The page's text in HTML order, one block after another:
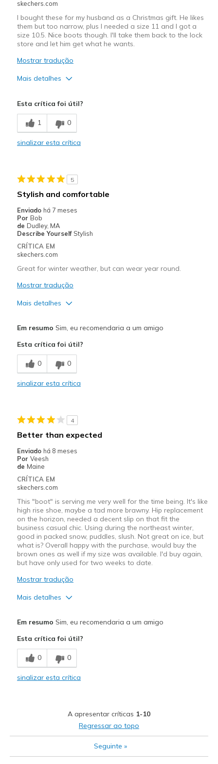
skechers.com
I bought these for my husband as a Christmas gift. He likes
them but too narrow, plus I needed a size 11 and I got a
size 10.5. Nice boots though. I'll take them back to the lock
store and let him get what he wants.
Mostrar tradução
Mais detalhes
Stylish
Going Out
View On Shoes
Esta crítica foi útil?
1 0
sinalizar esta crítica
5
Stylish and comfortable
Enviado há 7 meses
Por Bob
de Dudley, MA
Describe Yourself Stylish
CRÍTICA EM
skechers.com
Great for winter weather, but can wear year round.
Mostrar tradução
Mais detalhes
Comfortable
Stylish
Going Out
Width
Sizing
View On Shoes
Em resumo Sim, eu recomendaria a um amigo
Esta crítica foi útil?
0 0
sinalizar esta crítica
4
Better than expected
Enviado há 8 meses
Por Veesh
de Maine
CRÍTICA EM
skechers.com
This "boot" is serving me very well for the time being. It's like
high rise shoe, maybe a tad more brawny. Hip replacement
on the horizon, needed a decent slip on that fit the
business casual chic. Using during the northeast winter,
good in packed snow, puddles, slush. Not great on ice, but
what is? Overall happy with the purchase, would buy the
brown ones as well if my size was available. I'd buy again,
but have only used for two weeks to date.
Mostrar tradução
Mais detalhes
Comfortable
Melhores utilizações
Urban winter use
Feels half size too big
I'm Into Shoes
Em resumo Sim, eu recomendaria a um amigo
Esta crítica foi útil?
0 0
sinalizar esta crítica
A apresentar críticas 1-10
Regressar ao topo
Seguinte »